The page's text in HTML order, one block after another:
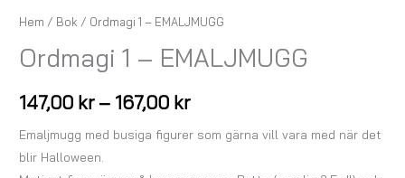
Hem / Bok / Ordmagi 1 – EMALJMUGG
Ordmagi 1 – EMALJMUGG
147,00 kr – 167,00 kr
Emaljmugg med busiga figurer som gärna vill vara med när det
blir Halloween.